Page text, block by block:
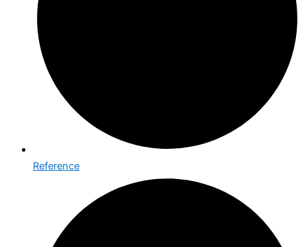
Reference